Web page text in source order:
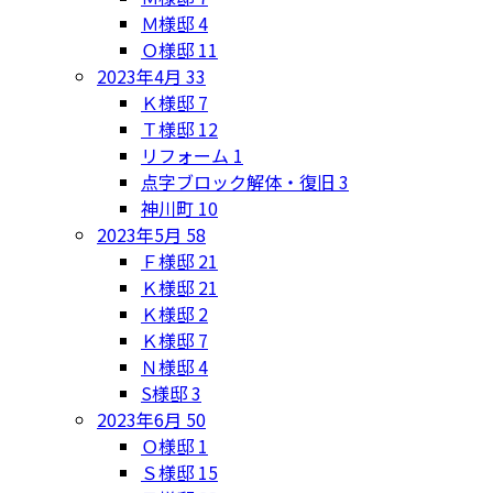
Ｍ様邸4
Ｏ様邸 11
2023年4月 33
Ｋ様邸 7
Ｔ様邸 12
リフォーム 1
点字ブロック解体・復旧 3
神川町 10
2023年5月 58
Ｆ様邸 21
Ｋ様邸 21
Ｋ様邸 2
Ｋ様邸 7
Ｎ様邸4
S様邸3
2023年6月 50
Ｏ様邸 1
Ｓ様邸 15